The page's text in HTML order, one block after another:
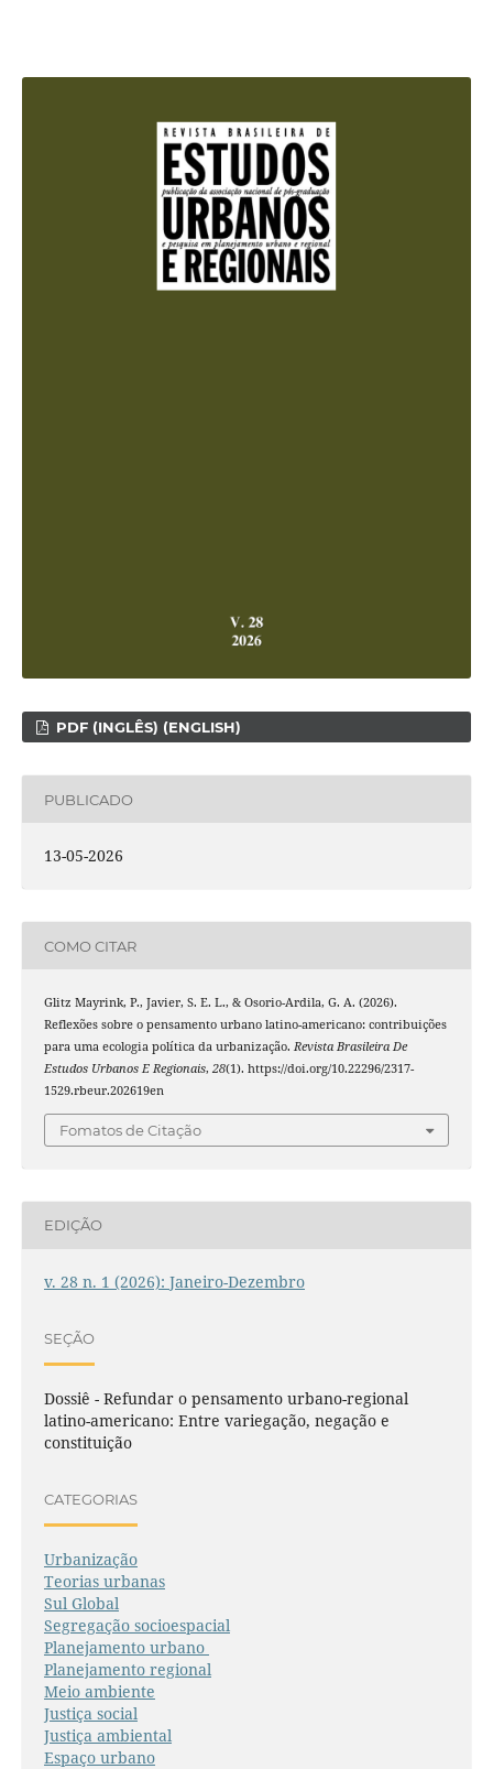
PDF (INGLÊS) (ENGLISH)
PUBLICADO
13-05-2026
COMO CITAR
Glitz Mayrink, P., Javier, S. E. L., & Osorio-Ardila, G. A. (2026).
Reflexões sobre o pensamento urbano latino-americano: contribuições
para uma ecologia política da urbanização. Revista Brasileira De
Estudos Urbanos E Regionais, 28(1). https://doi.org/10.22296/2317-
1529.rbeur.202619en
Fomatos de Citação
EDIÇÃO
v. 28 n. 1 (2026): Janeiro-Dezembro
SEÇÃO
Dossiê - Refundar o pensamento urbano-regional
latino-americano: Entre variegação, negação e
constituição
CATEGORIAS
Urbanização
Teorias urbanas
Sul Global
Segregação socioespacial
Planejamento urbano
Planejamento regional
Meio ambiente
Justiça social
Justiça ambiental
Espaço urbano